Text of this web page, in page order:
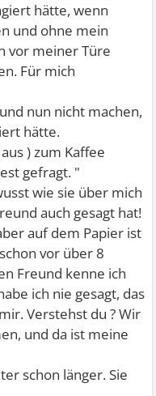
hätte, wenn
und ohne mein
vor meiner Türe
Für mich
nun nicht machen,
hätte.
) zum Kaffee
gefragt. "
wie sie über mich
auch gesagt hat!
auf dem Papier ist
vor über 8
Freund kenne ich
ich nie gesagt, das
Verstehst du ? Wir
und da ist meine
schon länger. Sie